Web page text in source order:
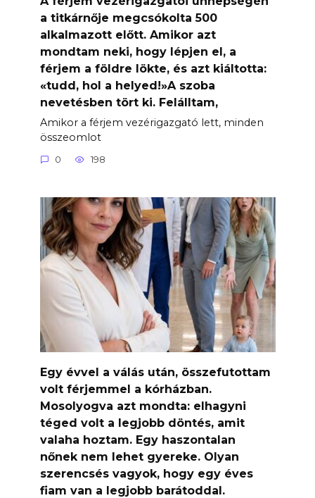
a titkárnője megcsókolta 500
alkalmazott előtt. Amikor azt
mondtam neki, hogy lépjen el, a
férjem a földre lökte, és azt kiáltotta:
«tudd, hol a helyed!»A szoba
nevetésben tört ki. Felálltam,
Amikor a férjem vezérigazgató lett, minden
összeomlot
0 198
Egy évvel a válás után, összefutottam
volt férjemmel a kórházban.
Mosolyogva azt mondta: elhagyni
téged volt a legjobb döntés, amit
valaha hoztam. Egy haszontalan
nőnek nem lehet gyereke. Olyan
szerencsés vagyok, hogy egy éves
fiam van a legjobb barátoddal.